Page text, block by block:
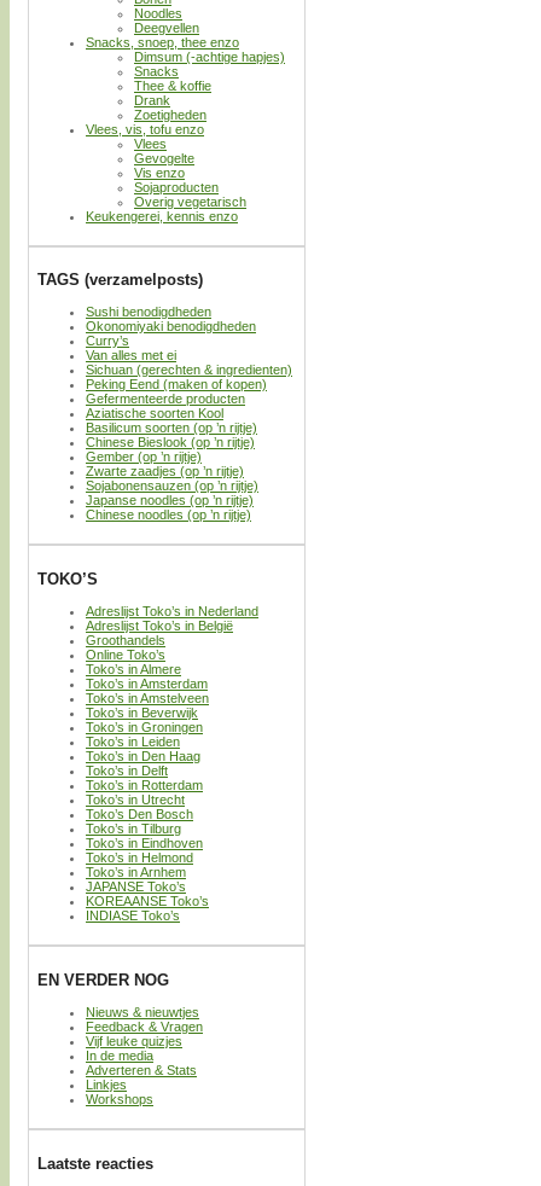
Noodles
Deegvellen
Snacks, snoep, thee enzo
Dimsum (-achtige hapjes)
Snacks
Thee & koffie
Drank
Zoetigheden
Vlees, vis, tofu enzo
Vlees
Gevogelte
Vis enzo
Sojaproducten
Overig vegetarisch
Keukengerei, kennis enzo
TAGS (verzamelposts)
Sushi benodigdheden
Okonomiyaki benodigdheden
Curry’s
Van alles met ei
Sichuan (gerechten & ingredienten)
Peking Eend (maken of kopen)
Gefermenteerde producten
Aziatische soorten Kool
Basilicum soorten (op ’n rijtje)
Chinese Bieslook (op ’n rijtje)
Gember (op ’n rijtje)
Zwarte zaadjes (op ’n rijtje)
Sojabonensauzen (op ’n rijtje)
Japanse noodles (op ’n rijtje)
Chinese noodles (op ’n rijtje)
TOKO’S
Adreslijst Toko’s in Nederland
Adreslijst Toko’s in België
Groothandels
Online Toko’s
Toko’s in Almere
Toko’s in Amsterdam
Toko’s in Amstelveen
Toko’s in Beverwijk
Toko’s in Groningen
Toko’s in Leiden
Toko’s in Den Haag
Toko’s in Delft
Toko’s in Rotterdam
Toko’s in Utrecht
Toko’s Den Bosch
Toko’s in Tilburg
Toko’s in Eindhoven
Toko’s in Helmond
Toko’s in Arnhem
JAPANSE Toko’s
KOREAANSE Toko’s
INDIASE Toko’s
EN VERDER NOG
Nieuws & nieuwtjes
Feedback & Vragen
Vijf leuke quizjes
In de media
Adverteren & Stats
Linkjes
Workshops
Laatste reacties